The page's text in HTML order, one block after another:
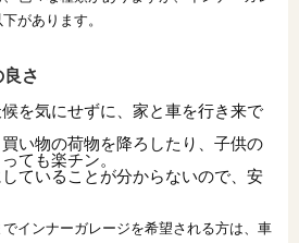
があります。
さ
を気にせずに、家と車を行き来で
い物の荷物を降ろしたり、子供の
ても楽チン。
ていることが分からないので、安
インナーガレージを希望される方は、車